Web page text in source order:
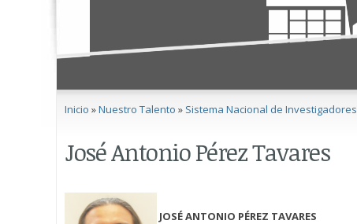
Inicio »Nuestro Talento » Sistema Nacional de Investigadores
José Antonio Pérez Tavares
JOSÉ ANTONIO PÉREZ TAVARES